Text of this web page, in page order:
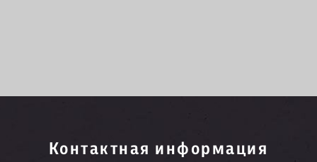
Контактная информация